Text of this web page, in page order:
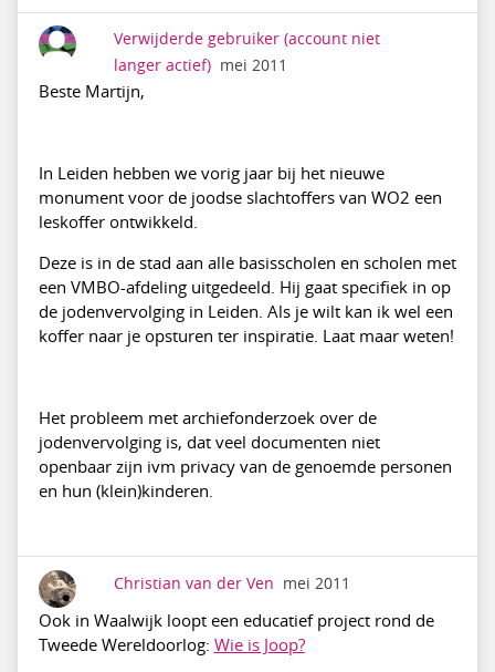
Verwijderde gebruiker (account niet
langer actief) mei 2011
Beste Martijn,
In Leiden hebben we vorig jaar bij het nieuwe
monument voor de joodse slachtoffers van WO2 een
leskoffer ontwikkeld.
Deze is in de stad aan alle basisscholen en scholen met
een VMBO-afdeling uitgedeeld. Hij gaat specifiek in op
de jodenvervolging in Leiden. Als je wilt kan ik wel een
koffer naar je opsturen ter inspiratie. Laat maar weten!
Het probleem met archiefonderzoek over de
jodenvervolging is, dat veel documenten niet
openbaar zijn ivm privacy van de genoemde personen
en hun (klein)kinderen.
Christian van der Ven mei 2011
Ook in Waalwijk loopt een educatief project rond de
Tweede Wereldoorlog: Wie is Joop?